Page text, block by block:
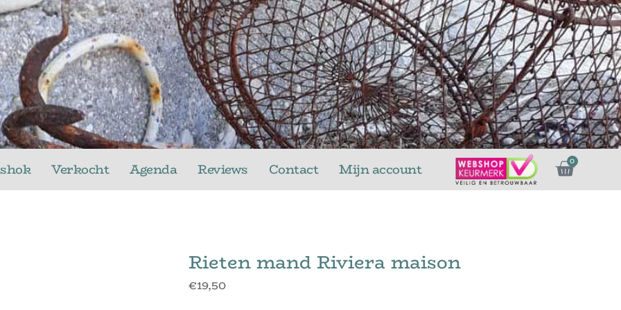
Verkocht Agenda Reviews Contact Mijn account 0
Rieten mand Riviera maison
€19,50